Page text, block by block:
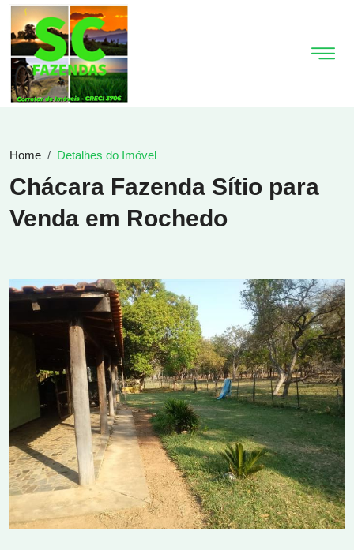
Home Detalhes do Imóvel
Chácara Fazenda Sítio para
Venda em Rochedo